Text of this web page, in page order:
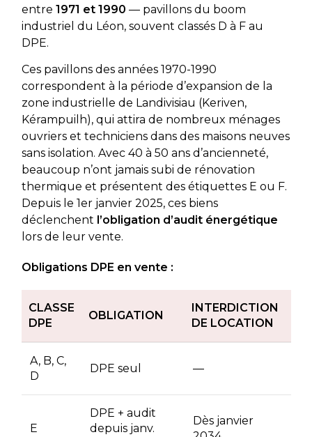
entre 1971 et 1990 — pavillons du boom
industriel du Léon, souvent classés D à F au
DPE.
Ces pavillons des années 1970-1990
correspondent à la période d’expansion de la
zone industrielle de Landivisiau (Keriven,
Kérampuilh), qui attira de nombreux ménages
ouvriers et techniciens dans des maisons neuves
sans isolation. Avec 40 à 50 ans d’ancienneté,
beaucoup n’ont jamais subi de rénovation
thermique et présentent des étiquettes E ou F.
Depuis le 1er janvier 2025, ces biens
déclenchent l’obligation d’audit énergétique
lors de leur vente.
Obligations DPE en vente :
CLASSE
DPE
OBLIGATION
INTERDICTION
DE LOCATION
A, B, C,
D
DPE seul —
E
DPE + audit
depuis janv.
Dès janvier